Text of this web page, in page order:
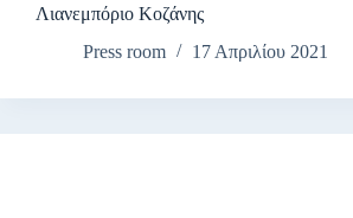
Λιανεμπόριο Κοζάνης
Press room
17 Απριλίου 2021